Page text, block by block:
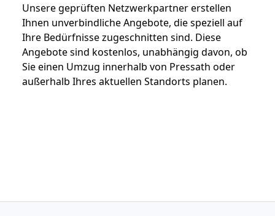
Unsere geprüften Netzwerkpartner erstellen
Ihnen unverbindliche Angebote, die speziell auf
Ihre Bedürfnisse zugeschnitten sind. Diese
Angebote sind kostenlos, unabhängig davon, ob
Sie einen Umzug innerhalb von Pressath oder
außerhalb Ihres aktuellen Standorts planen.